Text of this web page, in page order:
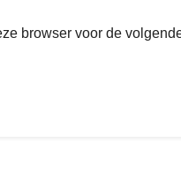
browser voor de